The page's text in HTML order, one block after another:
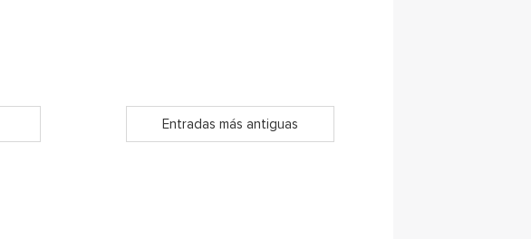
Entradas más antiguas